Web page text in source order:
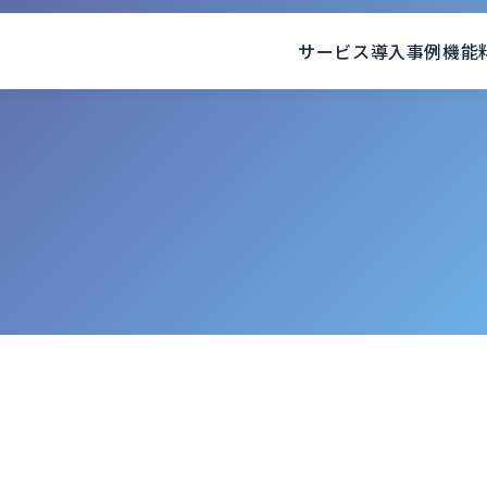
サービス導入事例機能